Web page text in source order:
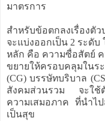
มาตรการ
สำหรับข้อตกลงเรื่องตั
จะแบ่งออกเป็น 2 ระดั
หลัก คือ ความซื่อสัตย์ ค
ขยายให้ครอบคลุมใน
(CG) บรรษัทบริบาล
สังคมส่วนรวม จะใช้
ความเสมอภาค ที่นำไ
เป็นสุข